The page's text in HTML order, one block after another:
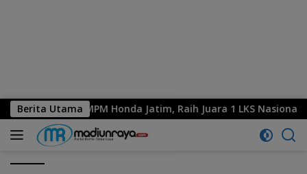
Berita Utama
Binaan MPM Honda Jatim, Raih Juara 1 LKS Nasional 2026